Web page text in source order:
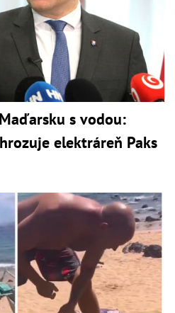
s vodou:
elektráreň Paks